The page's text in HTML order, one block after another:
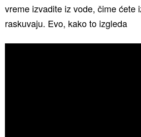
vreme izvadite iz vode, čime ćete
raskuvaju. Evo, kako to izgleda